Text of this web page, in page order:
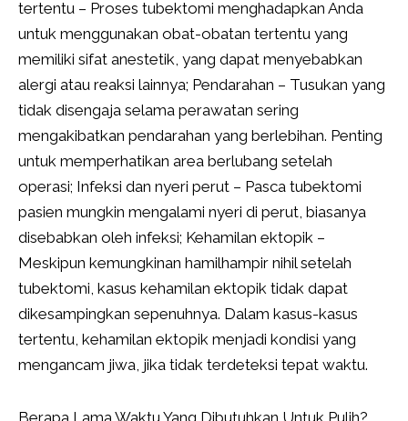
tertentu – Proses tubektomi menghadapkan Anda
untuk menggunakan obat-obatan tertentu yang
memiliki sifat anestetik, yang dapat menyebabkan
alergi atau reaksi lainnya; Pendarahan – Tusukan yang
tidak disengaja selama perawatan sering
mengakibatkan pendarahan yang berlebihan. Penting
untuk memperhatikan area berlubang setelah
operasi; Infeksi dan nyeri perut – Pasca tubektomi
pasien mungkin mengalami nyeri di perut, biasanya
disebabkan oleh infeksi; Kehamilan ektopik –
Meskipun kemungkinan hamilhampir nihil setelah
tubektomi, kasus kehamilan ektopik tidak dapat
dikesampingkan sepenuhnya. Dalam kasus-kasus
tertentu, kehamilan ektopik menjadi kondisi yang
mengancam jiwa, jika tidak terdeteksi tepat waktu.
Berapa Lama Waktu Yang Dibutuhkan Untuk Pulih?